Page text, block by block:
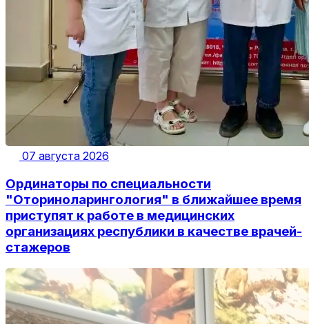
07 августа 2026
Ординаторы по специальности
"Оториноларингология" в ближайшее время
приступят к работе в медицинских
организациях республики в качестве врачей-
стажеров